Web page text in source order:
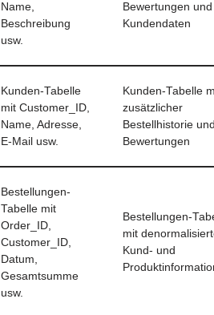
Name,
Beschreibung
usw.
Bewertungen und
Kundendaten
Kunden-Tabelle
mit Customer_ID,
Name, Adresse,
E-Mail usw.
Kunden-Tabelle
zusätzlicher
Bestellhistorie
Bewertungen
Bestellungen-
Tabelle mit
Order_ID,
Customer_ID,
Datum,
Gesamtsumme
usw.
Bestellungen-
mit
Kund- und